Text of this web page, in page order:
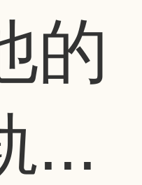
的
...